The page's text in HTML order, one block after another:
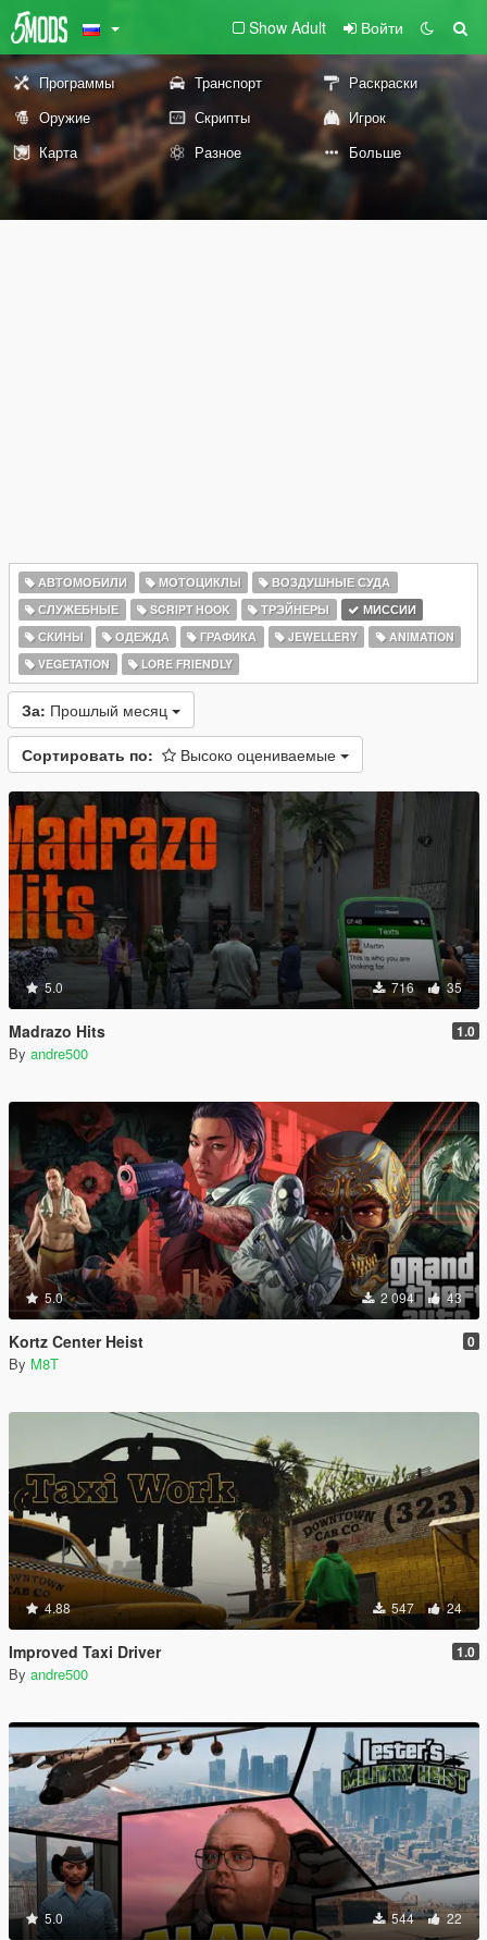
Show Adult Войти
Программы Транспорт
Раскраски
Оружие
Скрипты
Игрок
Карта
Разное Больше
АВТОМОБИЛИ МОТОЦИКЛЫ
ВОЗДУШНЫЕ СУДА
СЛУЖЕБНЫЕ
SCRIPT HOOK ТРЭЙНЕРЫ
МИССИИ
СКИНЫ
ОДЕЖДА ГРАФИКА JEWELLERY
ANIMATION
VEGETATION
LORE FRIENDLY
За: Прошлый месяц
Сортировать по: Высоко оцениваемые
5.0 716 35
Madrazo Hits 1.0
By andre500
5.0 2 094 43
Kortz Center Heist 0
By M8T
4.88 547 24
Improved Taxi Driver 1.0
By andre500
5.0 544 22